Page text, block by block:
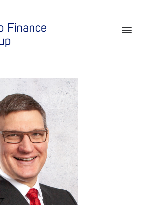
FINANCE WEEK
of the Year